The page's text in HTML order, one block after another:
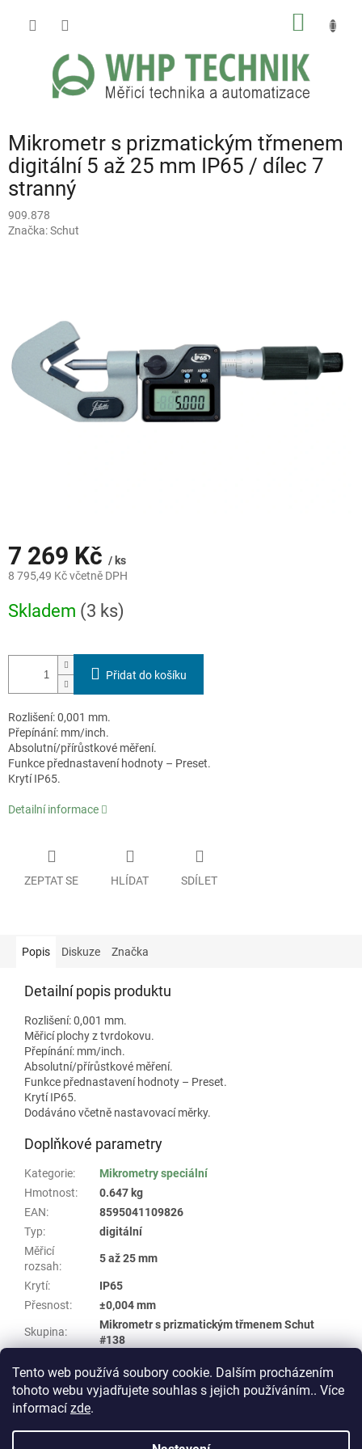
Tento web používá soubory cookie. Dalším procházením
tohoto webu vyjadřujete souhlas s jejich používáním.. Více
informací zde.
Mikrometr s prizmatickým třmenem
digitální 5 až 25 mm IP65 / dílec 7
stranný
909.878
Značka:Schut
7 269 Kč / ks
8 795,49 Kč včetně DPH
cena:
Skladem (3 ks)
Přidat do košíku
Rozlišení: 0,001 mm.
Přepínání: mm/inch.
Absolutní/přírůstkové měření.
Funkce přednastavení hodnoty – Preset.
Krytí IP65.
Detailní informace
ZEPTAT SE HLÍDAT SDÍLET
Popis Diskuze Značka
Detailní popis produktu
Rozlišení: 0,001 mm.
Měřicí plochy z tvrdokovu.
Přepínání: mm/inch.
Absolutní/přírůstkové měření.
Funkce přednastavení hodnoty – Preset.
Krytí IP65.
Dodáváno včetně nastavovací měrky.
Doplňkové parametry
Kategorie:
Mikrometry speciální
Hmotnost:
0.647 kg
EAN:
8595041109826
Typ:
digitální
Měřicí
rozsah:
5 až 25 mm
Krytí:
IP65
Přesnost: ±0,004 mm
Skupina:
Mikrometr s prizmatickým třmenem Schut
#138